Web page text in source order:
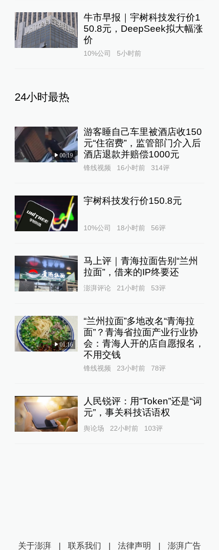
牛市早报｜宇树科技发行价1
50.8元，DeepSeek拟大幅涨
价
10%公司 5小时前
24小时最热
00:19
游客睡自己车里被酒店收150
元“住宿费”，监管部门介入后
酒店退款并赔偿1000元
锋线视频 16小时前 314评
宇树科技发行价150.8元
10%公司 18小时前 56评
马上评｜青海拉面告别“兰州
拉面”，借来的IP终要还
澎湃评论 21小时前 53评
01:16
“兰州拉面”多地改名“青海拉
面”？青海省拉面产业行业协
会：青海人开的店自愿报名，
不用交钱
锋线视频 23小时前 78评
人民锐评：用“Token”还是“词
元”，事关科技话语权
舆论场 22小时前 103评
关于澎湃 | 联系我们 | 法律声明 | 澎湃广告